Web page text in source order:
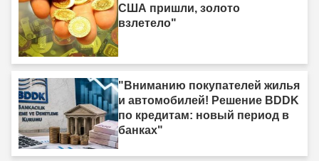
США пришли, золото
взлетело"
"Вниманию покупателей жилья
и автомобилей! Решение BDDK
по кредитам: новый период в
банках"